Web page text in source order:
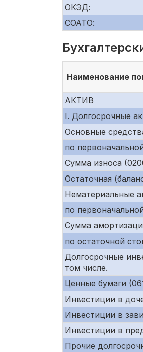
ОКЭД:
СОАТО:
Наименование
АКТИВ
I. Долгосрочные
Основные
по
Сумма износа
Остаточная
Нематериальные
по
Сумма
по остаточной
Долгосрочные
том числе.
Ценные бумаги
Инвестиции в
Инвестиции в
Инвестиции в
Прочие